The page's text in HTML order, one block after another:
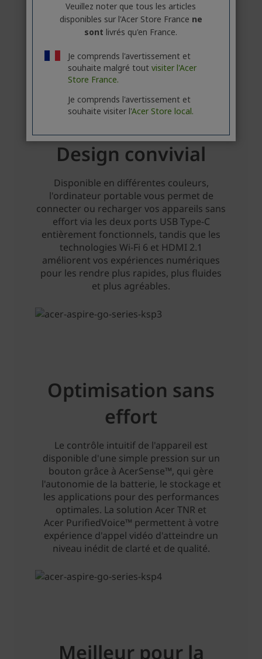
Veuillez noter que tous les articles
disponibles sur l'Acer Store France ne
sont livrés qu'en France.
Je comprends l'avertissement et
souhaite malgré tout visiter l'Acer
Store France.
Je comprends l'avertissement et
souhaite visiter l'Acer Store local.